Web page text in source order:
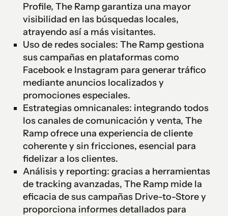
Profile, The Ramp garantiza una mayor
visibilidad en las búsquedas locales,
atrayendo así a más visitantes.
Uso de redes sociales: The Ramp gestiona
sus campañas en plataformas como
Facebook e Instagram para generar tráfico
mediante anuncios localizados y
promociones especiales.
Estrategias omnicanales: integrando todos
los canales de comunicación y venta, The
Ramp ofrece una experiencia de cliente
coherente y sin fricciones, esencial para
fidelizar a los clientes.
Análisis y reporting: gracias a herramientas
de tracking avanzadas, The Ramp mide la
eficacia de sus campañas Drive-to-Store y
proporciona informes detallados para